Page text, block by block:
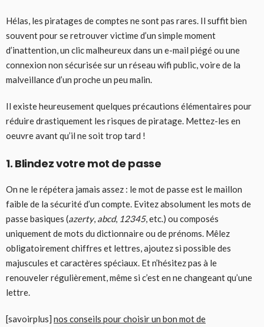
Hélas, les piratages de comptes ne sont pas rares. Il suffit bien
souvent pour se retrouver victime d’un simple moment
d’inattention, un clic malheureux dans un e-mail piégé ou une
connexion non sécurisée sur un réseau wifi public, voire de la
malveillance d’un proche un peu malin.
Il existe heureusement quelques précautions élémentaires pour
réduire drastiquement les risques de piratage. Mettez-les en
oeuvre avant qu’il ne soit trop tard !
1. Blindez votre mot de passe
On ne le répétera jamais assez : le mot de passe est le maillon
faible de la sécurité d’un compte. Evitez absolument les mots de
passe basiques (azerty, abcd, 12345, etc.) ou composés
uniquement de mots du dictionnaire ou de prénoms. Mêlez
obligatoirement chiffres et lettres, ajoutez si possible des
majuscules et caractères spéciaux. Et n’hésitez pas à le
renouveler régulièrement, même si c’est en ne changeant qu’une
lettre.
[savoirplus] nos conseils pour choisir un bon mot de